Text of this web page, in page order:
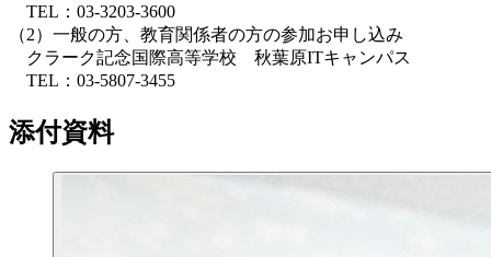
TEL：03-3203-3600
（2）一般の方、教育関係者の方の参加お申し込み
クラーク記念国際高等学校 秋葉原ITキャンパス
TEL：03-5807-3455
添付資料